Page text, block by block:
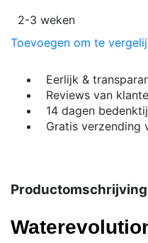
2-3 weken
Toevoegen om te
Eerlijk &
Reviews van
14 dagen
Gratis verzending
Productomschrijving